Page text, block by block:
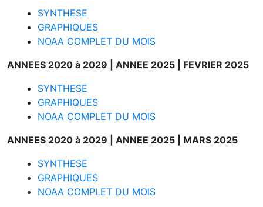
SYNTHESE
GRAPHIQUES
NOAA COMPLET DU MOIS
ANNEES 2020 à 2029 | ANNEE 2025 | FEVRIER 2025
SYNTHESE
GRAPHIQUES
NOAA COMPLET DU MOIS
ANNEES 2020 à 2029 | ANNEE 2025 | MARS 2025
SYNTHESE
GRAPHIQUES
NOAA COMPLET DU MOIS